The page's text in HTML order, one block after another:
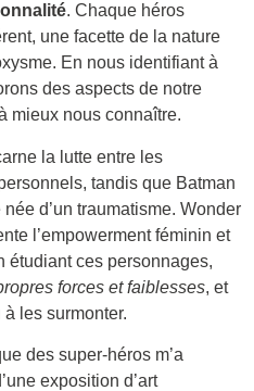
. Chaque héros
une facette de la nature
En nous identifiant à
des aspects de notre
mieux nous connaître.
la lutte entre les
tandis que Batman
d’un traumatisme. Wonder
l’empowerment féminin et
étudiant ces personnages,
forces et faiblesses, et
les surmonter.
des super-héros m’a
exposition d’art